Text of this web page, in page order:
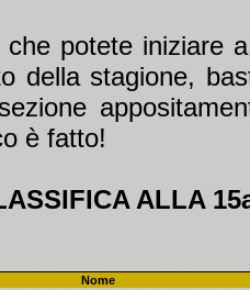
che potete iniziare
della stagione,
è fatto!
ALLA
Nome